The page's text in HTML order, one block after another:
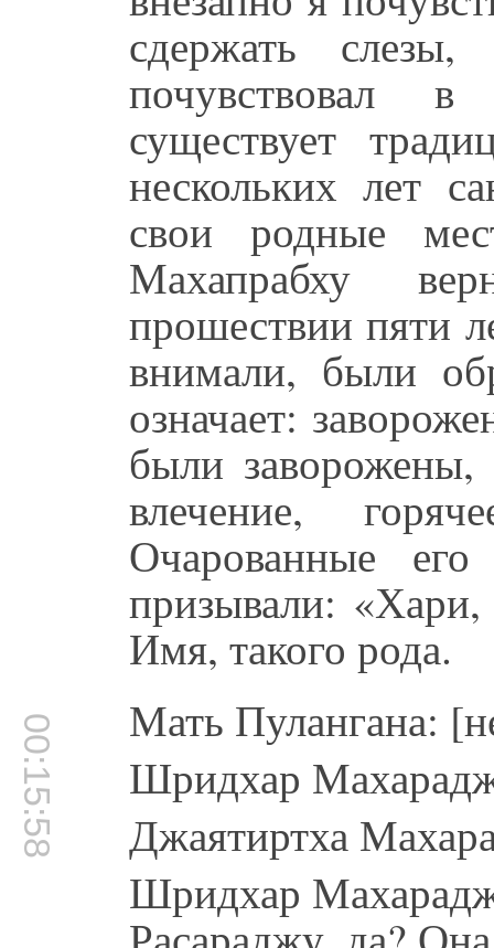
сдержать
почувствовал
существует
нескольких лет
свои родные
Махапрабху
прошествии пяти
внимали, были
означает:
были заворожены,
влечение,
Очарованные
призывали:
Имя, такого рода.
00:15:58
Мать Пулангана:
Шридхар
Джаятиртха
Шридхар